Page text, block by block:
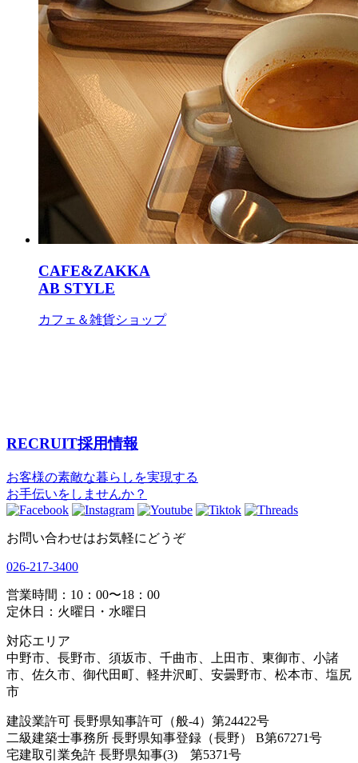
CAFE&ZAKKA
AB STYLE
カフェ＆雑貨ショップ
RECRUIT採用情報
お客様の素敵な暮らしを実現する
お手伝いをしませんか？
お問い合わせはお気軽にどうぞ
026-217-3400
営業時間：10：00〜18：00
定休日：火曜日・水曜日
対応エリア
中野市、長野市、須坂市、千曲市、上田市、東御市、小諸
市、佐久市、御代田町、軽井沢町、安曇野市、松本市、塩尻
市
建設業許可 長野県知事許可（般-4）第24422号
二級建築士事務所 長野県知事登録（長野） B第67271号
宅建取引業免許 長野県知事(3) 第5371号